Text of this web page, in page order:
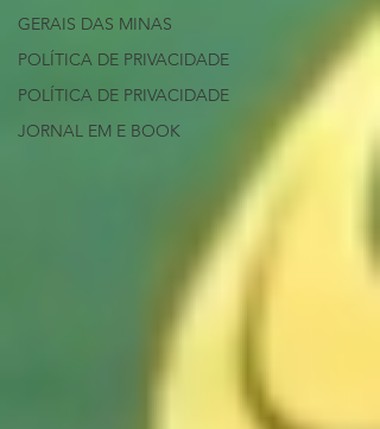
GERAIS DAS MINAS
POLÍTICA DE PRIVACIDADE
POLÍTICA DE PRIVACIDADE
JORNAL EM E BOOK